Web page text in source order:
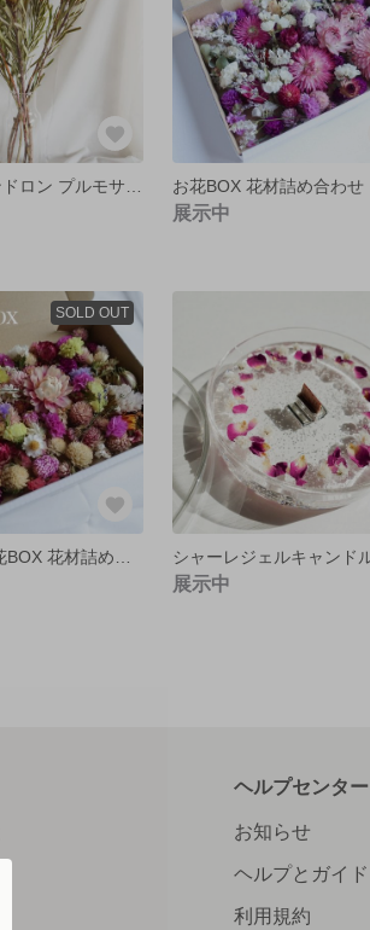
お花BOX 花材詰め合わせ
展示中
SOLD OUT
展示中
ヘルプセンター
お知らせ
ヘルプとガイド
利用規約